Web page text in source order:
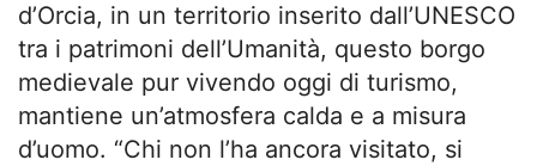
d’Orcia, in un territorio inserito dall’UNESCO
tra i patrimoni dell’Umanità, questo borgo
medievale pur vivendo oggi di turismo,
mantiene un’atmosfera calda e a misura
d’uomo. “Chi non l’ha ancora visitato, si